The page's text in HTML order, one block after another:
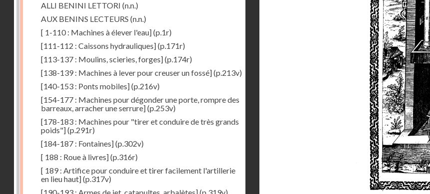
ALLI BENINI LETTORI (n.n.)
AUX BENINS LECTEURS (n.n.)
[ 1-110 : Machines à élever l'eau](p.1r)
[111-112 : Caissons hydrauliques](p.171r)
[113-137 : Moulins, scieries, forges](p.174r)
[138-139 : Machines à lever pour creuser un fossé](p.213v)
[140-153 : Ponts mobiles](p.216v)
[154-177 : Machines pour dégonder une porte, rompre des
barreaux, arracher une serrure](p.253v)
[178-183 : Machines pour "tirer et conduire de très grands
poids"](p.291r)
[184-187 : Fontaines](p.302v)
[ 188 : Roue à livres](p.316r)
[ 189 : Artifice pour conduire et tirer facilement l'artillerie
en lieu haut](p.317v)